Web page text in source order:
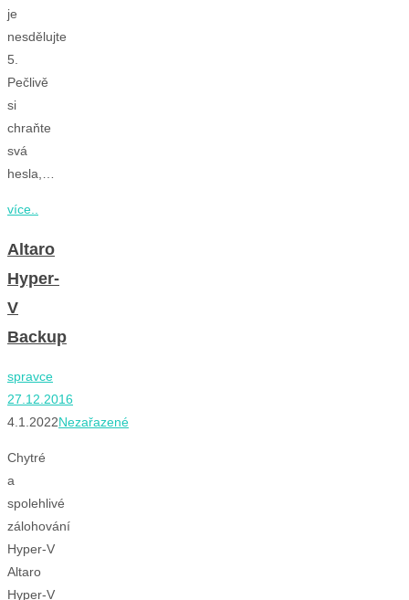
je
nesdělujte
5.
Pečlivě
si
chraňte
svá
hesla,…
více..
Altaro
Hyper-
V
Backup
spravce
27.12.2016
4.1.2022Nezařazené
Chytré
a
spolehlivé
zálohování
Hyper-V
Altaro
Hyper-V